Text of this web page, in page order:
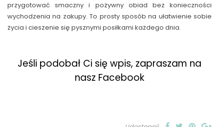
przygotować smaczny i pożywny obiad bez konieczności
wychodzenia na zakupy. To prosty sposób na ułatwienie sobie
życia i cieszenie się pysznymi posiłkami każdego dnia.
Jeśli podobał Ci się wpis, zapraszam na
nasz Facebook